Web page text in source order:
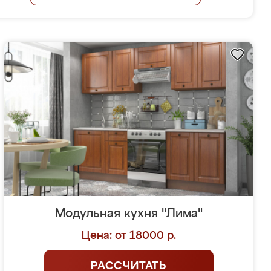
Модульная кухня "Лима"
Цена: от 18000 р.
РАССЧИТАТЬ